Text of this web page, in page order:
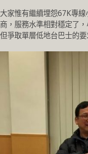
大家惟有繼續埋怨67K專
商，服務水準相對穩定了
但爭取單層低地台巴士的